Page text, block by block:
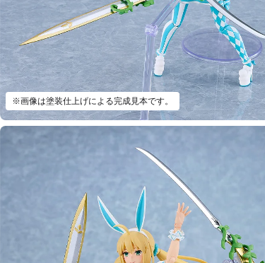
※画像は塗装仕上げによる完成見本です。